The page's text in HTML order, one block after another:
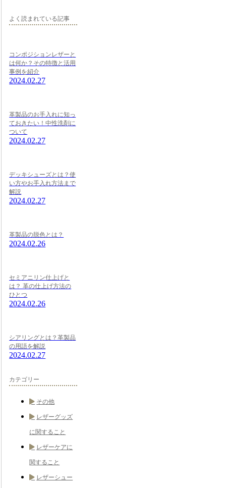
よく読まれている記事
コンポジションレザーと
は何か？その特徴と活用
事例を紹介
2024.02.27
革製品のお手入れに知っ
ておきたい！中性洗剤に
ついて
2024.02.27
デッキシューズとは？使
い方やお手入れ方法まで
解説
2024.02.27
革製品の脱色とは？
2024.02.26
セミアニリン仕上げと
は？ 革の仕上げ方法の
ひとつ
2024.02.26
シアリングとは？革製品
の用語を解説
2024.02.27
カテゴリー
その他
レザーグッズ
に関すること
レザーケアに
関すること
レザーシュー